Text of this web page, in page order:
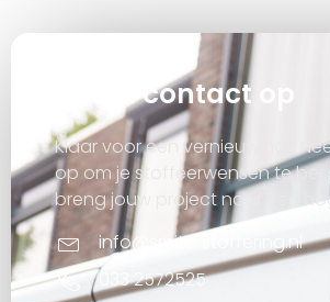
Neem contact op
Klaar voor een vernieuwing?
op om je stoffeerwensen te
breng jouw project naar een
info@smits-stoffering.nl
033 2572525